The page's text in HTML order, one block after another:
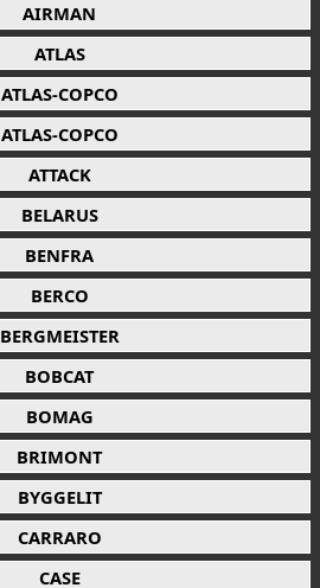
AIRMAN
ATLAS
ATLAS-COPCO
ATLAS-COPCO
ATTACK
BELARUS
BENFRA
BERCO
BERGMEISTER
BOBCAT
BOMAG
BRIMONT
BYGGELIT
CARRARO
CASE